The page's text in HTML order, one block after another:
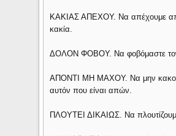
ΚΑΚΙΑΣ ΑΠΕΧΟΥ. Να απέχουμε
κακία.
ΔΟΛΟΝ ΦΟΒΟΥ. Να φοβόμαστε
ΑΠΟΝΤΙ ΜΗ ΜΑΧΟΥ. Να μην
αυτόν που είναι απών.
ΠΛΟΥΤΕΙ ΔΙΚΑΙΩΣ. Να